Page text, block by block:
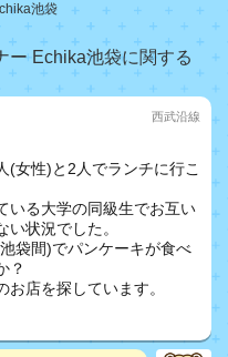
池袋
ー Echika池袋に関する
西武沿線
(女性)と2人でランチに行こ
いる大学の同級生でお互い
状況でした。
袋間)でパンケーキが食べ
？
店を探しています。